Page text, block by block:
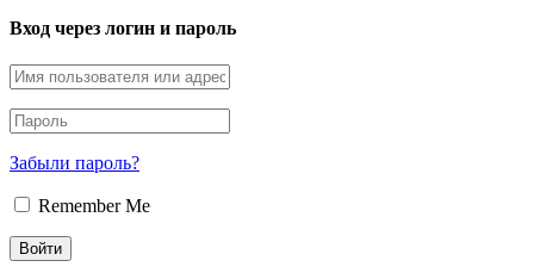
Вход через логин и пароль
Забыли пароль?
Remember Me